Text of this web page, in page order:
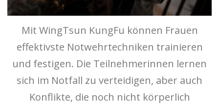
Mit WingTsun KungFu können Frauen
effektivste Notwehrtechniken trainieren
und festigen. Die Teilnehmerinnen lernen
sich im Notfall zu verteidigen, aber auch
Konflikte, die noch nicht körperlich